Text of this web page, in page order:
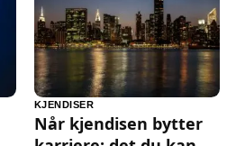
KJENDISER
Når kjendisen bytter